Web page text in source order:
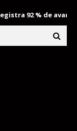
92 % de avance en